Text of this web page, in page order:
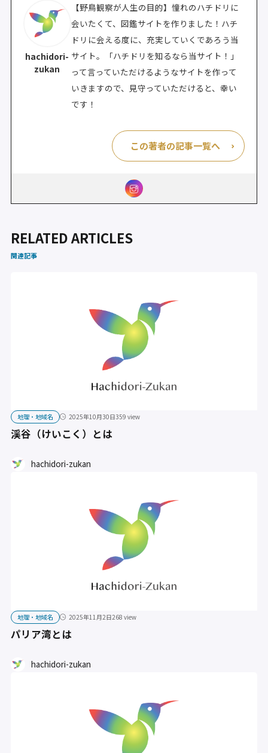
hachidori-
zukan
【野鳥観察が人生の目的】憧れのハチドリに
会いたくて、図鑑サイトを作りました！ハチ
ドリに会える度に、充実していくであろう当
サイト。「ハチドリを知るなら当サイト！」
って言っていただけるようなサイトを作って
いきますので、見守っていただけると、幸い
です！
この著者の記事一覧へ
RELATED ARTICLES
関連記事
地理・地域名 2025年10月30日359 view
渓谷（けいこく）とは
hachidori-zukan
地理・地域名 2025年11月2日268 view
パリア湾とは
hachidori-zukan